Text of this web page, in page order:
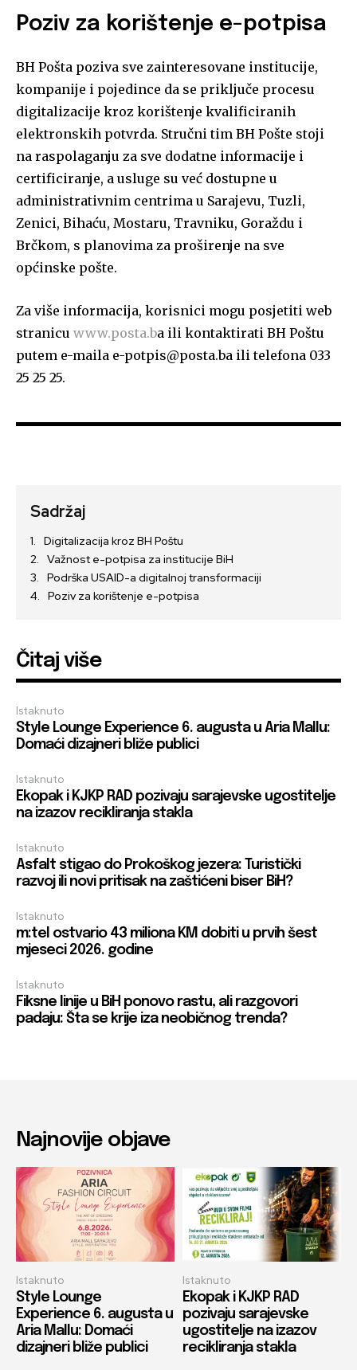
Poziv za korištenje e-potpisa
BH Pošta poziva sve zainteresovane institucije,
kompanije i pojedince da se priključe procesu
digitalizacije kroz korištenje kvalificiranih
elektronskih potvrda. Stručni tim BH Pošte stoji
na raspolaganju za sve dodatne informacije i
certificiranje, a usluge su već dostupne u
administrativnim centrima u Sarajevu, Tuzli,
Zenici, Bihaću, Mostaru, Travniku, Goraždu i
Brčkom, s planovima za proširenje na sve
općinske pošte.
Za više informacija, korisnici mogu posjetiti web
stranicu www.posta.ba ili kontaktirati BH Poštu
putem e-maila e-potpis@posta.ba ili telefona 033
25 25 25.
Sadržaj
Digitalizacija kroz BH Poštu
Važnost e-potpisa za institucije BiH
Podrška USAID-a digitalnoj transformaciji
Poziv za korištenje e-potpisa
Čitaj više
Istaknuto
Style Lounge Experience 6. augusta u Aria Mallu:
Domaći dizajneri bliže publici
Istaknuto
Ekopak i KJKP RAD pozivaju sarajevske ugostitelje
na izazov recikliranja stakla
Istaknuto
Asfalt stigao do Prokoškog jezera: Turistički
razvoj ili novi pritisak na zaštićeni biser BiH?
Istaknuto
m:tel ostvario 43 miliona KM dobiti u prvih šest
mjeseci 2026. godine
Istaknuto
Fiksne linije u BiH ponovo rastu, ali razgovori
padaju: Šta se krije iza neobičnog trenda?
Najnovije objave
Istaknuto
Style Lounge
Experience 6. augusta u
Aria Mallu: Domaći
dizajneri bliže publici
Istaknuto
Ekopak i KJKP RAD
pozivaju sarajevske
ugostitelje na izazov
recikliranja stakla